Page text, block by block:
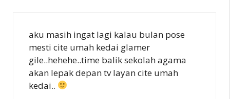
aku masih ingat lagi kalau bulan pose
mesti cite umah kedai glamer
gile..hehehe..time balik sekolah agama
akan lepak depan tv layan cite umah
kedai..